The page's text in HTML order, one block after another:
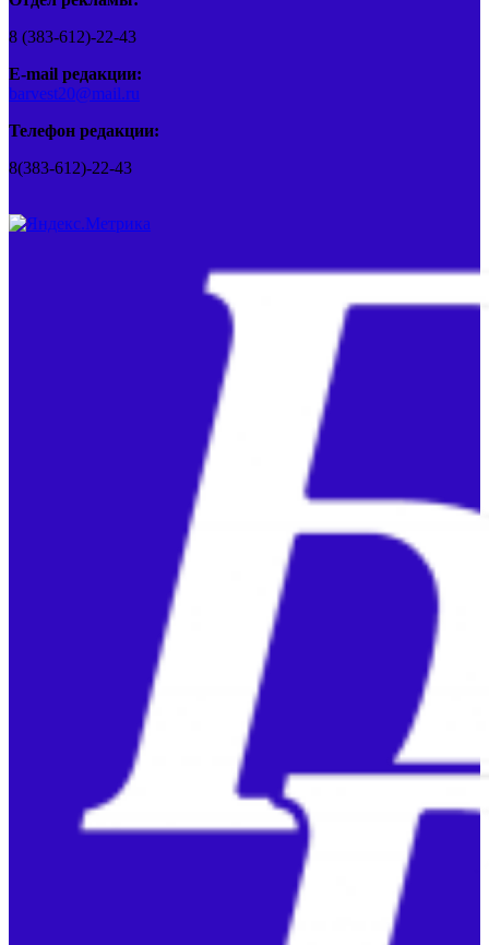
8 (383-612)-22-43
E-mail редакции:
barvest20@mail.ru
Телефон редакции:
8(383-612)-22-43